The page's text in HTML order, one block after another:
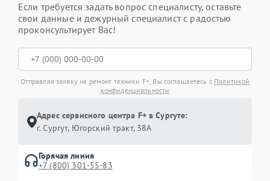
Если требуется задать вопрос специалисту, оставьте
свои данные и дежурный специалист с радостью
проконсультирует Вас!
Отправляя заявку на ремонт техники F+, Вы соглашаетесь с Политикой
конфиденциальности
Адрес сервисного центра F+ в Сургуте:
г. Сургут, Югорский тракт, 38А
Горячая линия
+7 (800) 301-55-83